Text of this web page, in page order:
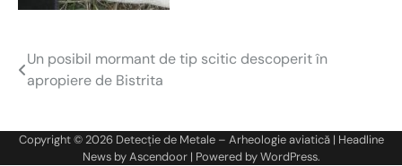
Navigare
articole
Un posibil mormant de tip scitic descoperit în
apropiere de Bistrita
Copyright © 2026 Detecție de Metale – Arheologie aviatică| Headline
News byAscendoor| Powered byWordPress.